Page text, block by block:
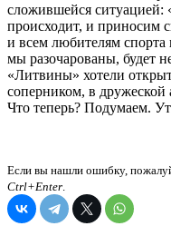
сложившейся
происходит, и приносим
и всем любителям спорта
мы разочарованы, будет
«Литвины» хотели
соперником, в
Что теперь? Подумаем.
Если вы нашли ошибку,
Ctrl+Enter.